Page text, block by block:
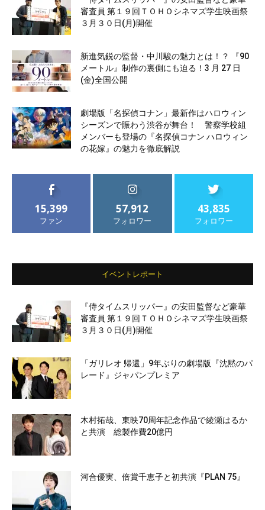
審査員 第１９回ＴＯＨＯシネマズ学生映画祭
３月３０日(月)開催
新進気鋭の監督・中川駿の魅力とは！？ 『90
メートル』制作の裏側にも迫る！3 月 27 日
(金)全国公開
劇場版「名探偵コナン」最新作はハロウィン
シーズンで賑わう渋谷が舞台！ 警察学校組
メンバーも登場の『名探偵コナン ハロウィン
の花嫁』の魅力を徹底解説
15,399
ファン
57,912
フォロワー
43,835
フォロワー
イベントレポート
『侍タイムスリッパー』の安田監督など豪華
審査員 第１９回ＴＯＨＯシネマズ学生映画祭
３月３０日(月)開催
「ガリレオ 帰還」9年ぶりの劇場版『沈黙のパ
レード』ジャパンプレミア
木村拓哉、東映70周年記念作品で綾瀬はるか
と共演 総製作費20億円
河合優実、倍賞千恵子と初共演『PLAN 75』